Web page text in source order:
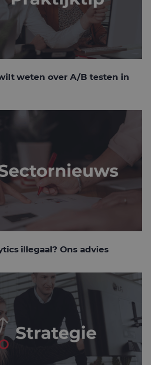
weten over A/B testen in
illegaal? Ons advies